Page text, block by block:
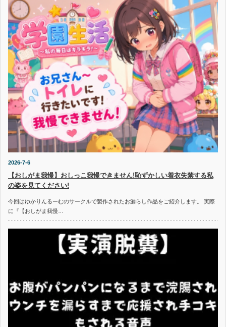
2026-7-6
【おしがま我慢】おしっこ我慢できません!恥ずかしい着衣失禁する私
の姿を見てください!
今回はゆかりんるーむのサークルで製作されたお漏らし作品をご紹介します。 実際
に『【おしがま我慢…